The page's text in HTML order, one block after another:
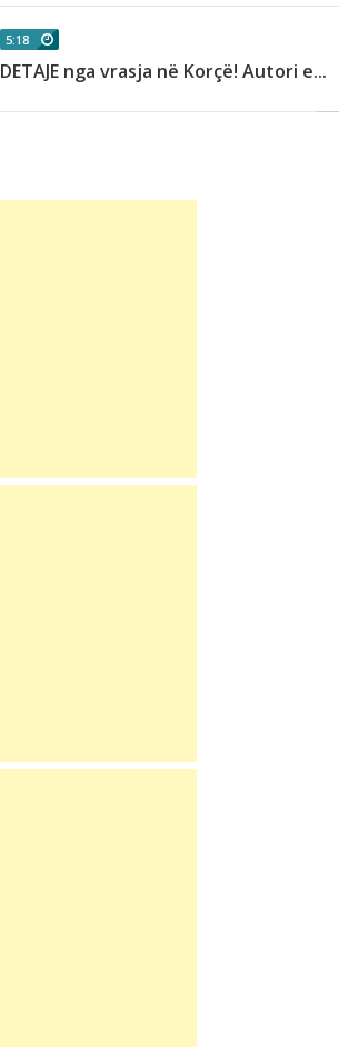
5:18
DETAJE nga vrasja në Korçë! Autori e...